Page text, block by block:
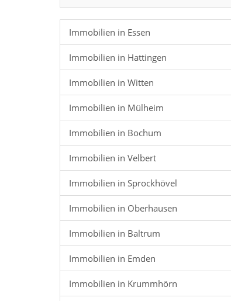
Immobilien in Essen
Immobilien in Hattingen
Immobilien in Witten
Immobilien in Mülheim
Immobilien in Bochum
Immobilien in Velbert
Immobilien in Sprockhövel
Immobilien in Oberhausen
Immobilien in Baltrum
Immobilien in Emden
Immobilien in Krummhörn